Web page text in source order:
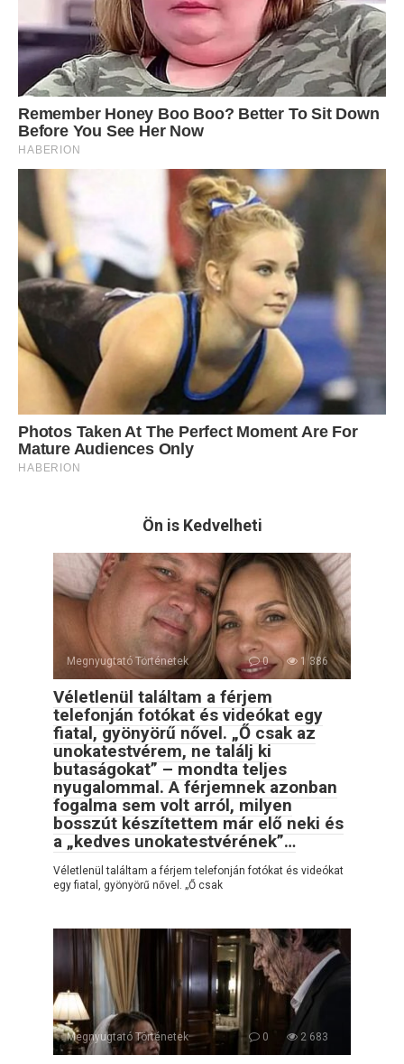
Ön is Kedvelheti
Megnyugtató Történetek 0 1 386
Véletlenül találtam a férjem
telefonján fotókat és videókat egy
fiatal, gyönyörű nővel. „Ő csak az
unokatestvérem, ne találj ki
butaságokat” – mondta teljes
nyugalommal. A férjemnek azonban
fogalma sem volt arról, milyen
bosszút készítettem már elő neki és
a „kedves unokatestvérének”…
Véletlenül találtam a férjem telefonján fotókat és videókat
egy fiatal, gyönyörű nővel. „Ő csak
Megnyugtató Történetek 0 2 683